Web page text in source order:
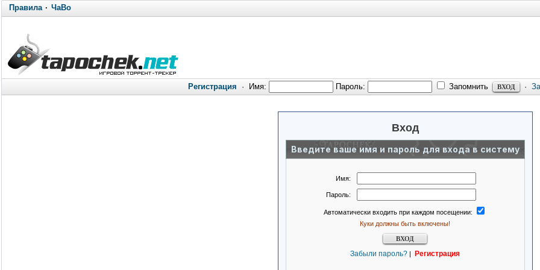
Правила· ЧаВо
Регистрация · Имя: Пароль: Запомнить ·
Вход
Введите ваше имя и пароль для входа в систему
Имя:
Пароль:
Автоматически входить при каждом посещении:
Куки должны быть включены!
Забыли пароль? | Регистрация